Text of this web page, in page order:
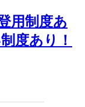
用制度あ
度あり！